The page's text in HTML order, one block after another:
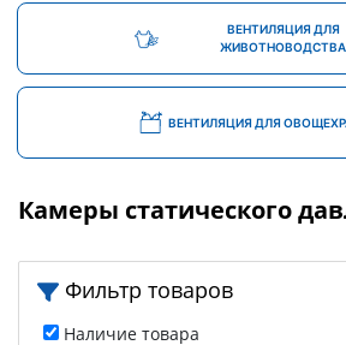
ВЕНТИЛЯЦИЯ ДЛЯ
ЖИВОТНОВОДСТВА
ВЕНТИЛЯЦИЯ ДЛЯ
Камеры статического
Фильтр товаров
Наличие товара